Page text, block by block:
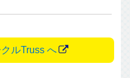
ルTruss へ